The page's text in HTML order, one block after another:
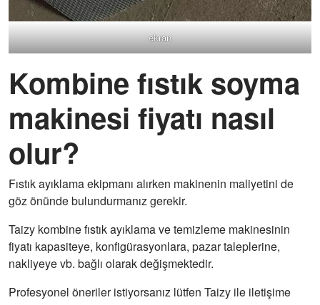
ekran
Kombine fıstık soyma
makinesi fiyatı nasıl
olur?
Fıstık ayıklama ekipmanı alırken makinenin maliyetini de
göz önünde bulundurmanız gerekir.
Taizy kombine fıstık ayıklama ve temizleme makinesinin
fiyatı kapasiteye, konfigürasyonlara, pazar taleplerine,
nakliyeye vb. bağlı olarak değişmektedir.
Profesyonel öneriler istiyorsanız lütfen Taizy ile iletişime